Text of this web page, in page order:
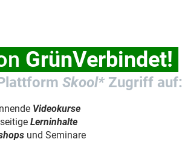
GrünVerbindet!
Skool*Zugriff auf:
Videokurse
Lerninhalte
und Seminare